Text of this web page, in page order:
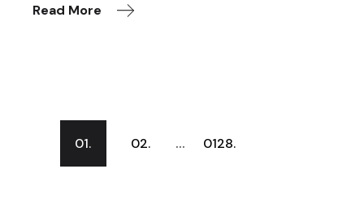
Read More
Posts
navigation
01. 02. … 0128.